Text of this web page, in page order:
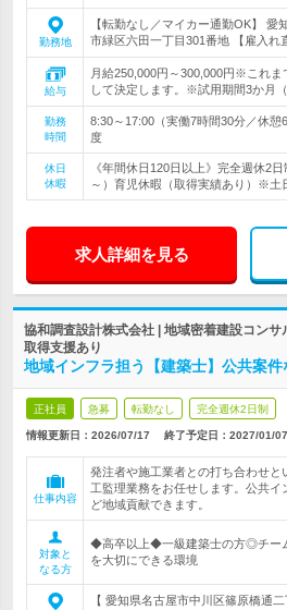
勤務地
【転勤なし／マイカー通勤OK】 愛
市緑区六田一丁目301番地 【雇入れ
給与
月給250,000円～300,000円※これ
して決定します。※試用期間3か月
勤務
時間
8:30～17:00（実働7時間30分／休
度
休日
休暇
《年間休日120日以上》完全週休2
～）育児休暇（取得実績あり）※土
求人詳細を見る
協和調査設計株式会社 | 地域密着建設コン
取得支援あり
地域インフラ担う【建築士】公共案件
正社員 急募 転勤なし 完全週休2日制
情報更新日：2026/07/17 終了予定日： 2027/01/07
仕事内容
発注者や施工業者との打ち合わせと
工監理業務をお任せします。公共イ
ど地域貢献できます。
対象と
なる方
◆高卒以上◆一級建築士の方◎チー
を大切にできる環境
【 愛知県名古屋市中川区篠原橋通